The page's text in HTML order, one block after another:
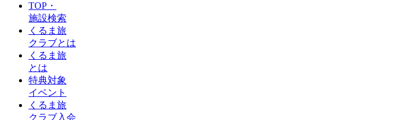
TOP・
施設検索
くるま旅
クラブとは
くるま旅
とは
特典対象
イベント
くるま旅
クラブ入会